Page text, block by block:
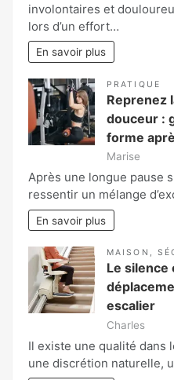
involontaires et
lors d’un effort…
En savoir plus
PRATIQUE
Reprenez
douceur :
forme
Marise
Après une longue pause
ressentir un mélange
En savoir plus
MAISON ,
Le silence
escalier
Charles
Il existe une qualité dans
une discrétion naturelle,